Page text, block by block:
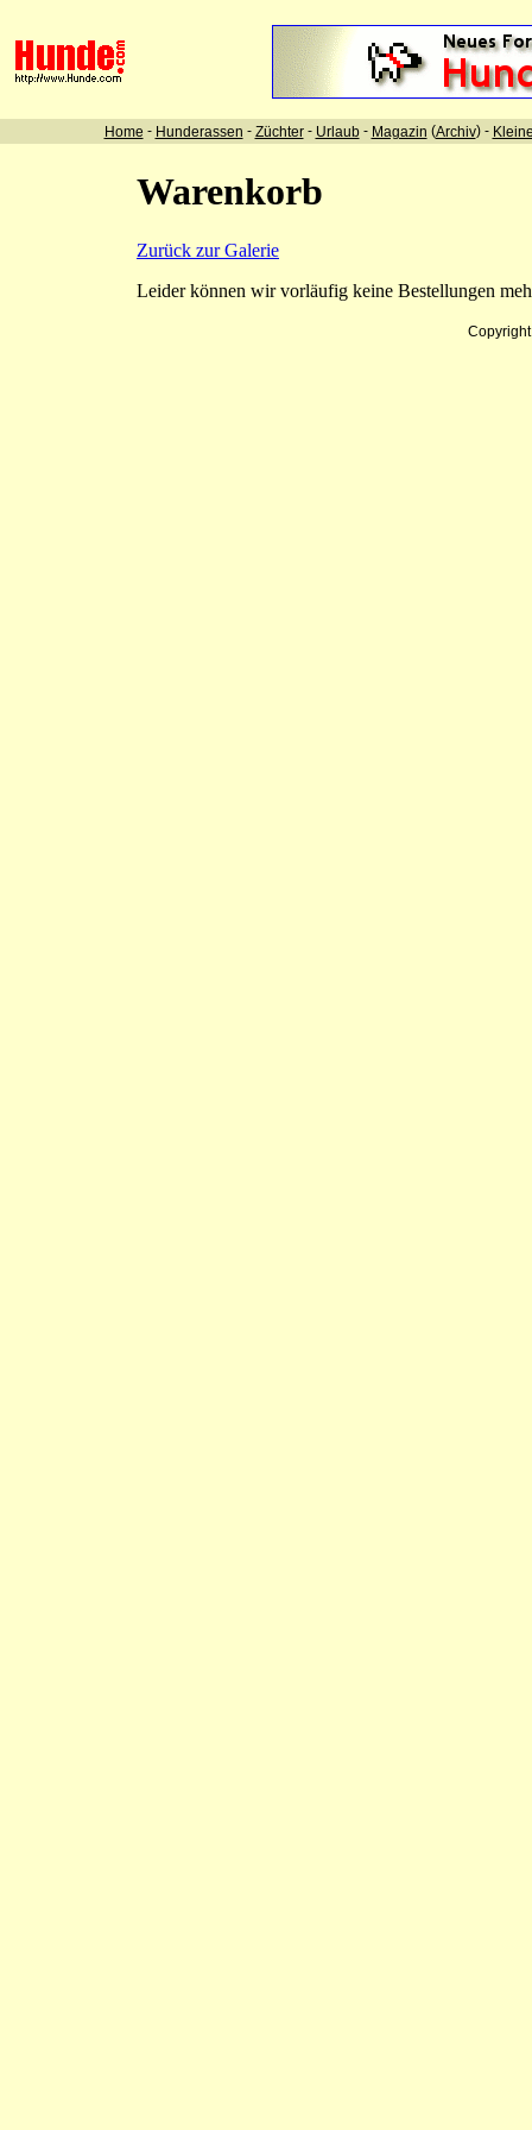
Home - Hunderassen - Züchter- Urlaub- Magazin (Archiv) -
Warenkorb
Zurück zur Galerie
Leider können wir vorläufig keine Bestellungen